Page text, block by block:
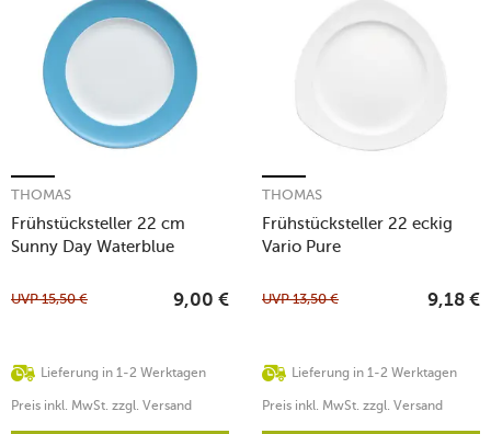
Frühstücksteller 22 cm
Sunny Day Waterblue
THOMAS
Lieferung in 1-2 Werktagen
UVP15,50 € 9,00 €
Preis inkl. MwSt. zzgl. Versand
Frühstücksteller 22 eckig
Vario Pure
THOMAS
Lieferung in 1-2 Werktagen
UVP13,50 € 9,18 €
Preis inkl. MwSt. zzgl. Versand